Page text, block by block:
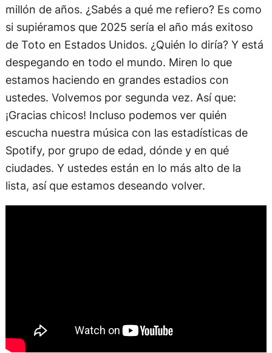
millón de años. ¿Sabés a qué me refiero? Es como
si supiéramos que 2025 sería el año más exitoso
de Toto en Estados Unidos. ¿Quién lo diría? Y está
despegando en todo el mundo. Miren lo que
estamos haciendo en grandes estadios con
ustedes. Volvemos por segunda vez. Así que:
¡Gracias chicos! Incluso podemos ver quién
escucha nuestra música con las estadísticas de
Spotify, por grupo de edad, dónde y en qué
ciudades. Y ustedes están en lo más alto de la
lista, así que estamos deseando volver.